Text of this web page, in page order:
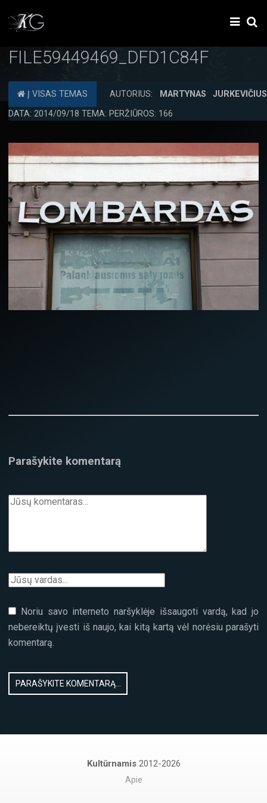
FILE59449469_DFD1C84F
Į VISAS TEMAS AUTORIUS:
MARTYNAS JURKEVIČIUS
DATA: 2014/09/18 TEMA: PERŽIŪROS: 166
Parašykite komentarą
Noriu savo interneto naršyklėje išsaugoti vardą, kad jo
nebereiktų įvesti iš naujo, kai kitą kartą vėl norėsiu parašyti
komentarą.
Kultūrnamis 2012-2026
Apie